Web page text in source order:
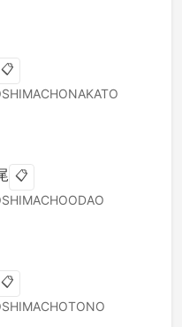
📋
📋
📋